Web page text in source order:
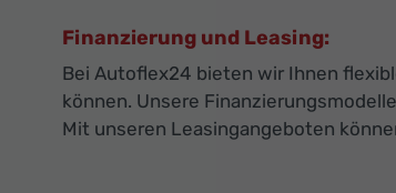
Finanzierung und Leasing:
Bei Autoflex24 bieten wir Ihnen
können. Unsere
Mit unseren Leasingangeboten